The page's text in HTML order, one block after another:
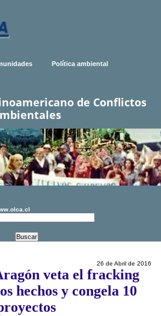
Política ambiental
de Conflictos
26 de Abril de 2016
veta el fracking
hechos y congela 10